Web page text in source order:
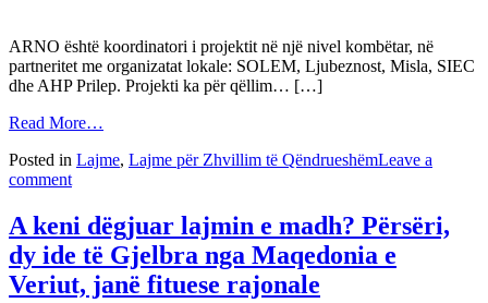
ARNO është koordinatori i projektit në një nivel kombëtar, në
partneritet me organizatat lokale: SOLEM, Ljubeznost, Misla, SIEC
dhe AHP Prilep. Projekti ka për qëllim… […]
Read More…
Posted in Lajme, Lajme për Zhvillim të QëndrueshëmLeave a
comment
A keni dëgjuar lajmin e madh? Përsëri,
dy ide të Gjelbra nga Maqedonia e
Veriut, janë fituese rajonale